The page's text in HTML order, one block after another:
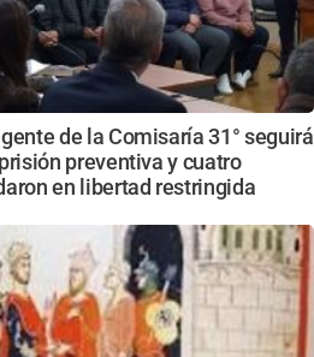
de la Comisaría 31° seguirá
preventiva y cuatro
en libertad restringida